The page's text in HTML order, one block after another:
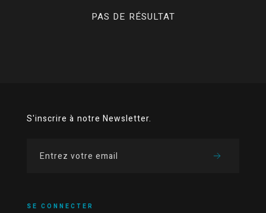
PAS DE RÉSULTAT
S'inscrire à notre Newsletter.
SE CONNECTER